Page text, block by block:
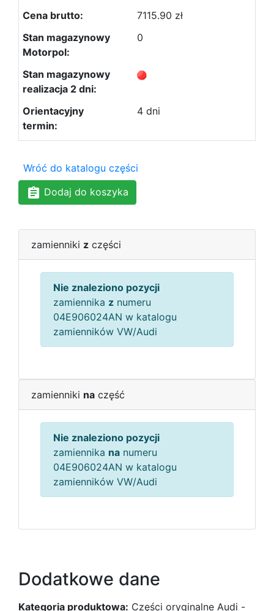
7115.90 zł
0
4 dni
Wróć do katalogu części
Dodaj do koszyka
zamienniki z części
Nie znaleziono pozycji
zamiennika z numeru
04E906024AN w katalogu
zamienników VW/Audi
zamienniki na część
Nie znaleziono pozycji
zamiennika na numeru
04E906024AN w katalogu
zamienników VW/Audi
Dodatkowe dane
Kategoria produktowa: Części oryginalne Audi -